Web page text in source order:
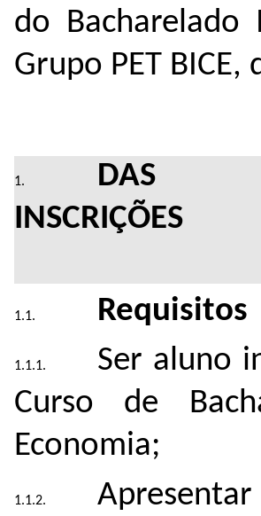
do Bacharelado
Grupo PET BICE,
DAS
Requisitos
Ser aluno
Curso de
Economia;